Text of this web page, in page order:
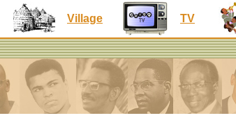
Village TV